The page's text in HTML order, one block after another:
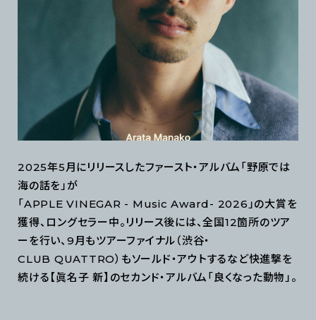
2025年5月にリリースしたファースト・アルバム「野原では
海の話を」が
「APPLE VINEGAR - Music Award- 2026」の大賞を
獲得、ロングセラー中。リリース後には、全国12箇所のツア
ーを行い、9月もツアーファイナル（渋谷・
CLUB QUATTRO）もソールド・アウトするなど快進撃を
続ける【眞名子 新】のセカンド・アルバム「良くなった動物」。